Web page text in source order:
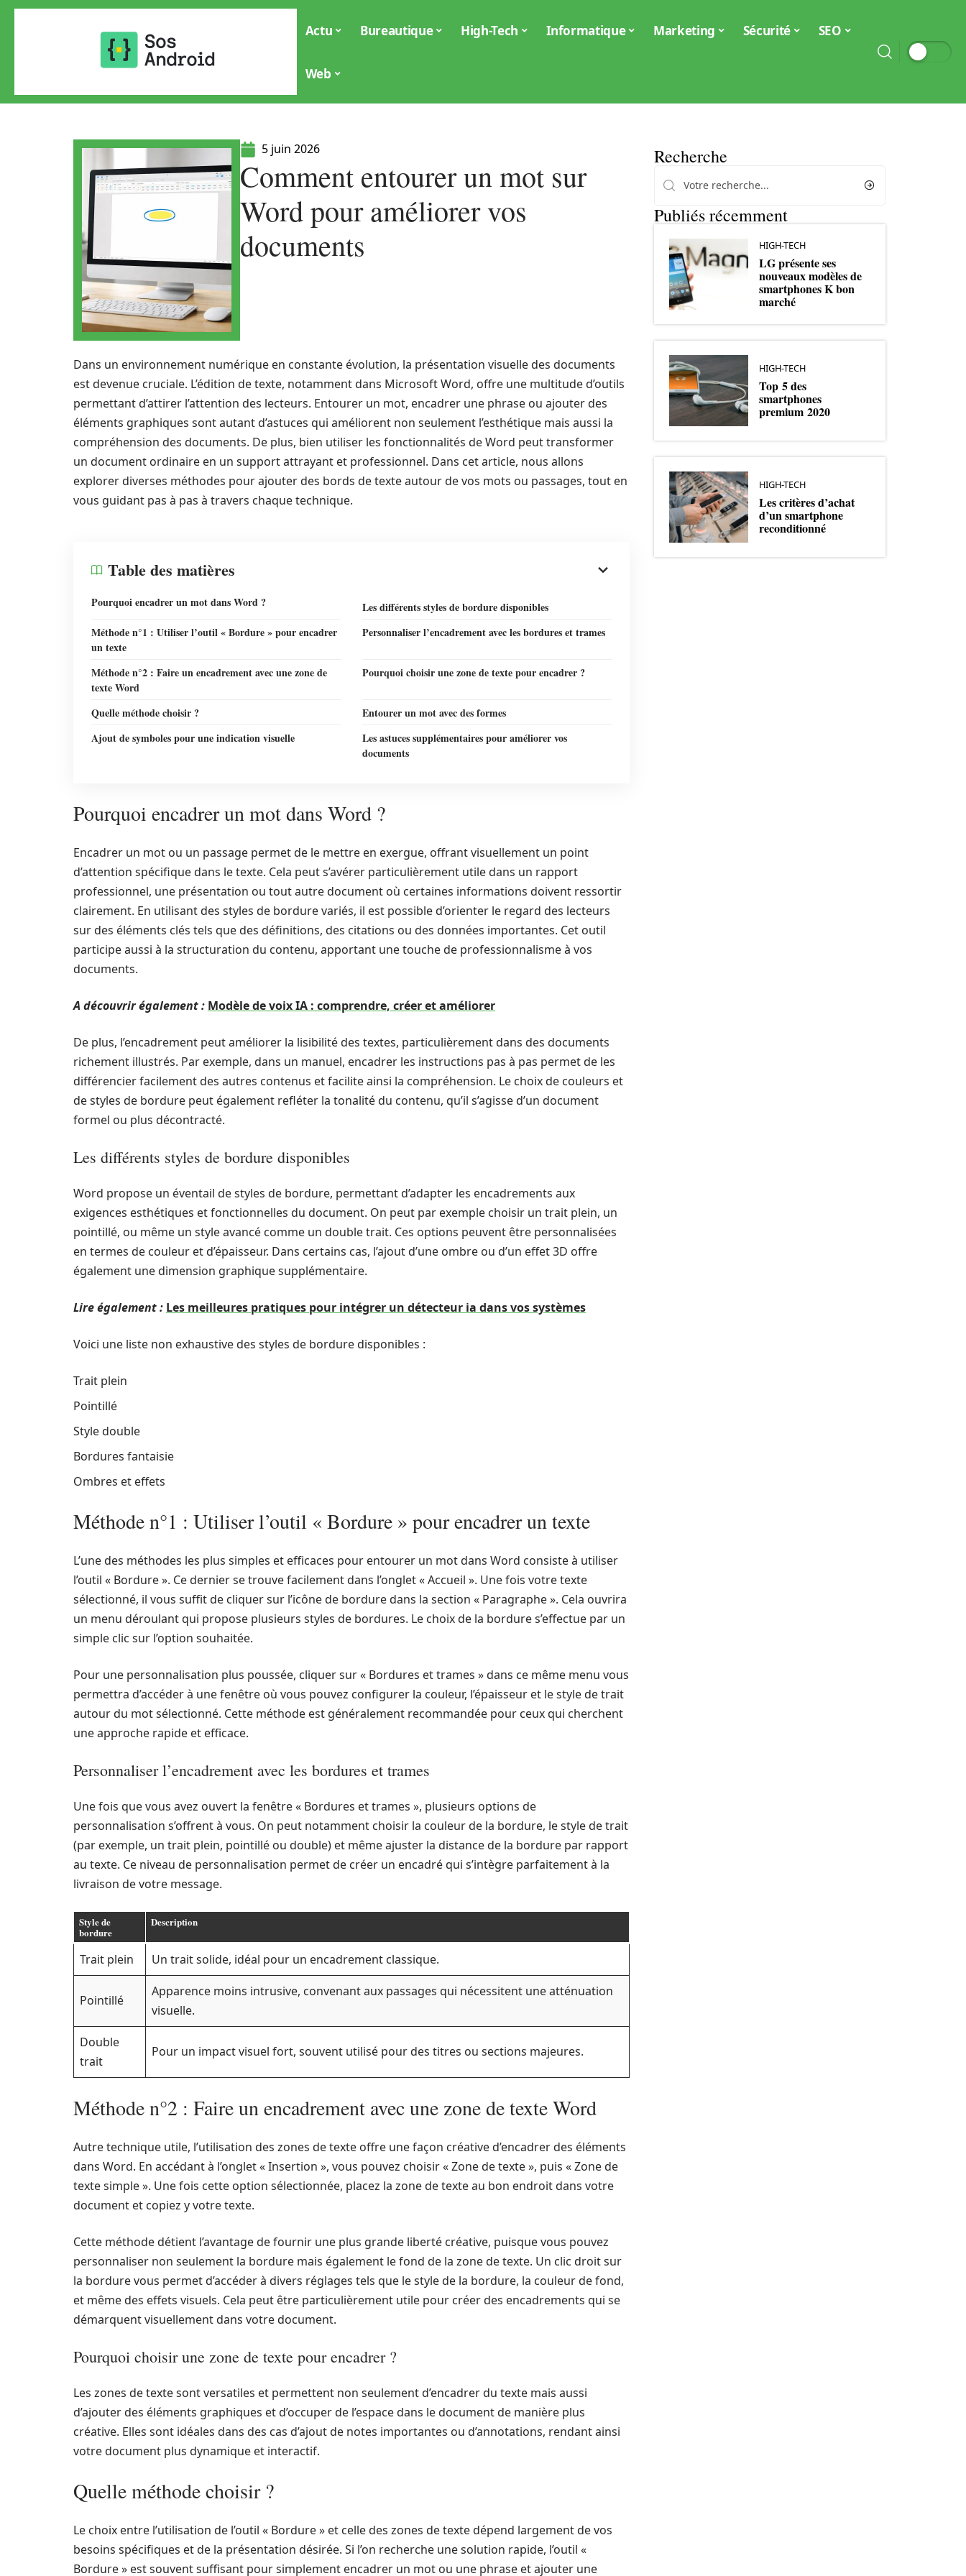
Actu Bureautique High-Tech Informatique Marketing Sécurité SEO
Web
5 juin 2026
Comment entourer un mot sur
Word pour améliorer vos
documents
Dans un environnement numérique en constante évolution, la présentation visuelle des documents
est devenue cruciale. L’édition de texte, notamment dans Microsoft Word, offre une multitude d’outils
permettant d’attirer l’attention des lecteurs. Entourer un mot, encadrer une phrase ou ajouter des
éléments graphiques sont autant d’astuces qui améliorent non seulement l’esthétique mais aussi la
compréhension des documents. De plus, bien utiliser les fonctionnalités de Word peut transformer
un document ordinaire en un support attrayant et professionnel. Dans cet article, nous allons
explorer diverses méthodes pour ajouter des bords de texte autour de vos mots ou passages, tout en
vous guidant pas à pas à travers chaque technique.
Table des matières
Pourquoi encadrer un mot dans Word ?
Les différents styles de bordure disponibles
Méthode n°1 : Utiliser l’outil « Bordure » pour encadrer
un texte
Personnaliser l’encadrement avec les bordures et trames
Méthode n°2 : Faire un encadrement avec une zone de
texte Word
Pourquoi choisir une zone de texte pour encadrer ?
Quelle méthode choisir ?
Entourer un mot avec des formes
Ajout de symboles pour une indication visuelle
Les astuces supplémentaires pour améliorer vos
documents
Pourquoi encadrer un mot dans Word ?
Encadrer un mot ou un passage permet de le mettre en exergue, offrant visuellement un point
d’attention spécifique dans le texte. Cela peut s’avérer particulièrement utile dans un rapport
professionnel, une présentation ou tout autre document où certaines informations doivent ressortir
clairement. En utilisant des styles de bordure variés, il est possible d’orienter le regard des lecteurs
sur des éléments clés tels que des définitions, des citations ou des données importantes. Cet outil
participe aussi à la structuration du contenu, apportant une touche de professionnalisme à vos
documents.
A découvrir également : Modèle de voix IA : comprendre, créer et améliorer
De plus, l’encadrement peut améliorer la lisibilité des textes, particulièrement dans des documents
richement illustrés. Par exemple, dans un manuel, encadrer les instructions pas à pas permet de les
différencier facilement des autres contenus et facilite ainsi la compréhension. Le choix de couleurs et
de styles de bordure peut également refléter la tonalité du contenu, qu’il s’agisse d’un document
formel ou plus décontracté.
Les différents styles de bordure disponibles
Word propose un éventail de styles de bordure, permettant d’adapter les encadrements aux
exigences esthétiques et fonctionnelles du document. On peut par exemple choisir un trait plein, un
pointillé, ou même un style avancé comme un double trait. Ces options peuvent être personnalisées
en termes de couleur et d’épaisseur. Dans certains cas, l’ajout d’une ombre ou d’un effet 3D offre
également une dimension graphique supplémentaire.
Lire également : Les meilleures pratiques pour intégrer un détecteur ia dans vos systèmes
Voici une liste non exhaustive des styles de bordure disponibles :
Trait plein
Pointillé
Style double
Bordures fantaisie
Ombres et effets
Méthode n°1 : Utiliser l’outil « Bordure » pour encadrer un texte
L’une des méthodes les plus simples et efficaces pour entourer un mot dans Word consiste à utiliser
l’outil « Bordure ». Ce dernier se trouve facilement dans l’onglet « Accueil ». Une fois votre texte
sélectionné, il vous suffit de cliquer sur l’icône de bordure dans la section « Paragraphe ». Cela ouvrira
un menu déroulant qui propose plusieurs styles de bordures. Le choix de la bordure s’effectue par un
simple clic sur l’option souhaitée.
Pour une personnalisation plus poussée, cliquer sur « Bordures et trames » dans ce même menu vous
permettra d’accéder à une fenêtre où vous pouvez configurer la couleur, l’épaisseur et le style de trait
autour du mot sélectionné. Cette méthode est généralement recommandée pour ceux qui cherchent
une approche rapide et efficace.
Personnaliser l’encadrement avec les bordures et trames
Une fois que vous avez ouvert la fenêtre « Bordures et trames », plusieurs options de
personnalisation s’offrent à vous. On peut notamment choisir la couleur de la bordure, le style de trait
(par exemple, un trait plein, pointillé ou double) et même ajuster la distance de la bordure par rapport
au texte. Ce niveau de personnalisation permet de créer un encadré qui s’intègre parfaitement à la
livraison de votre message.
Style de
bordure
Description
Trait plein Un trait solide, idéal pour un encadrement classique.
Pointillé
Apparence moins intrusive, convenant aux passages qui nécessitent une atténuation
visuelle.
Double
trait
Pour un impact visuel fort, souvent utilisé pour des titres ou sections majeures.
Méthode n°2 : Faire un encadrement avec une zone de texte Word
Autre technique utile, l’utilisation des zones de texte offre une façon créative d’encadrer des éléments
dans Word. En accédant à l’onglet « Insertion », vous pouvez choisir « Zone de texte », puis « Zone de
texte simple ». Une fois cette option sélectionnée, placez la zone de texte au bon endroit dans votre
document et copiez y votre texte.
Cette méthode détient l’avantage de fournir une plus grande liberté créative, puisque vous pouvez
personnaliser non seulement la bordure mais également le fond de la zone de texte. Un clic droit sur
la bordure vous permet d’accéder à divers réglages tels que le style de la bordure, la couleur de fond,
et même des effets visuels. Cela peut être particulièrement utile pour créer des encadrements qui se
démarquent visuellement dans votre document.
Pourquoi choisir une zone de texte pour encadrer ?
Les zones de texte sont versatiles et permettent non seulement d’encadrer du texte mais aussi
d’ajouter des éléments graphiques et d’occuper de l’espace dans le document de manière plus
créative. Elles sont idéales dans des cas d’ajout de notes importantes ou d’annotations, rendant ainsi
votre document plus dynamique et interactif.
Quelle méthode choisir ?
Le choix entre l’utilisation de l’outil « Bordure » et celle des zones de texte dépend largement de vos
besoins spécifiques et de la présentation désirée. Si l’on recherche une solution rapide, l’outil «
Bordure » est souvent suffisant pour simplement encadrer un mot ou une phrase et ajouter une
Recherche
Publiés récemment
HIGH-TECH
LG présente ses
nouveaux modèles de
smartphones K bon
marché
HIGH-TECH
Top 5 des
smartphones
premium 2020
HIGH-TECH
Les critères d’achat
d’un smartphone
reconditionné